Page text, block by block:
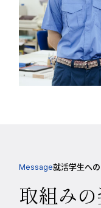
Message就活学生へ
取組み